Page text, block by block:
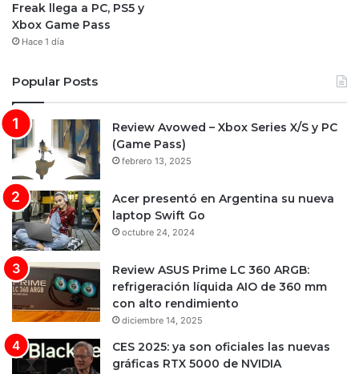
Freak llega a PC, PS5 y
Xbox Game Pass
Hace 1 día
Popular Posts
Review Avowed – Xbox Series X/S y PC
(Game Pass)
febrero 13, 2025
Acer presentó en Argentina su nueva
laptop Swift Go
octubre 24, 2024
Review ASUS Prime LC 360 ARGB:
refrigeración líquida AIO de 360 mm
con alto rendimiento
diciembre 14, 2025
CES 2025: ya son oficiales las nuevas
gráficas RTX 5000 de NVIDIA